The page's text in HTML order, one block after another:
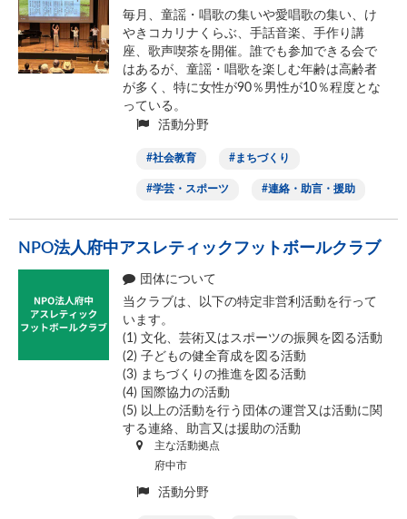
毎月、童謡・唱歌の集いや愛唱歌の集い、け
やきコカリナくらぶ、手話音楽、手作り講
座、歌声喫茶を開催。誰でも参加できる会で
はあるが、童謡・唱歌を楽しむ年齢は高齢者
が多く、特に女性が90％男性が10％程度とな
っている。
活動分野
社会教育 まちづくり
学芸・スポーツ 連絡・助言・援助
NPO法人府中アスレティックフットボールクラブ
団体について
当クラブは、以下の特定非営利活動を行って
います。
(1) 文化、芸術又はスポーツの振興を図る活動
(2) 子どもの健全育成を図る活動
(3) まちづくりの推進を図る活動
(4) 国際協力の活動
(5) 以上の活動を行う団体の運営又は活動に関
する連絡、助言又は援助の活動
主な活動拠点
府中市
活動分野